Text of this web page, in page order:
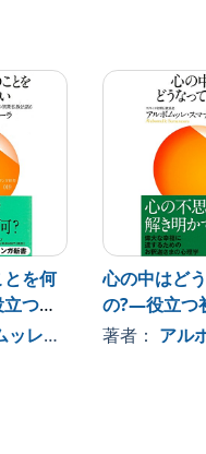
べこべ感覚で生きてい
の人生は「苦」ばかり
「死」が訪れます。
世の真理」はあべこべで
いることが原因なのです
るために、ものごとをあ
ます。(C)2009 サンガ
を何
つ初
ナサーラ
心の中はど
の?―役立つ
話〈5〉
著者： アルボムッ